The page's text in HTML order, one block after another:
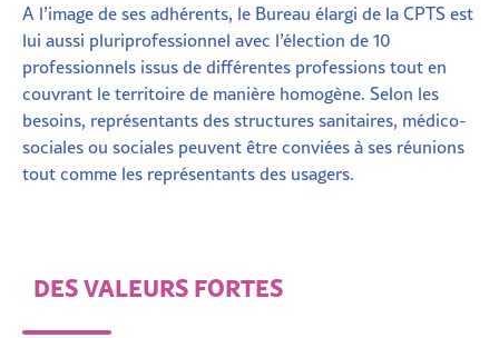
A l’image de ses adhérents, le Bureau élargi de la CPTS est
lui aussi pluriprofessionnel avec l’élection de 10
professionnels issus de différentes professions tout en
couvrant le territoire de manière homogène. Selon les
besoins, représentants des structures sanitaires, médico-
sociales ou sociales peuvent être conviées à ses réunions
tout comme les représentants des usagers.
DES VALEURS FORTES